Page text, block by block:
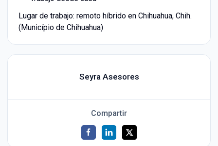
Lugar de trabajo: remoto híbrido en Chihuahua, Chih.
(Município de Chihuahua)
Seyra Asesores
Compartir